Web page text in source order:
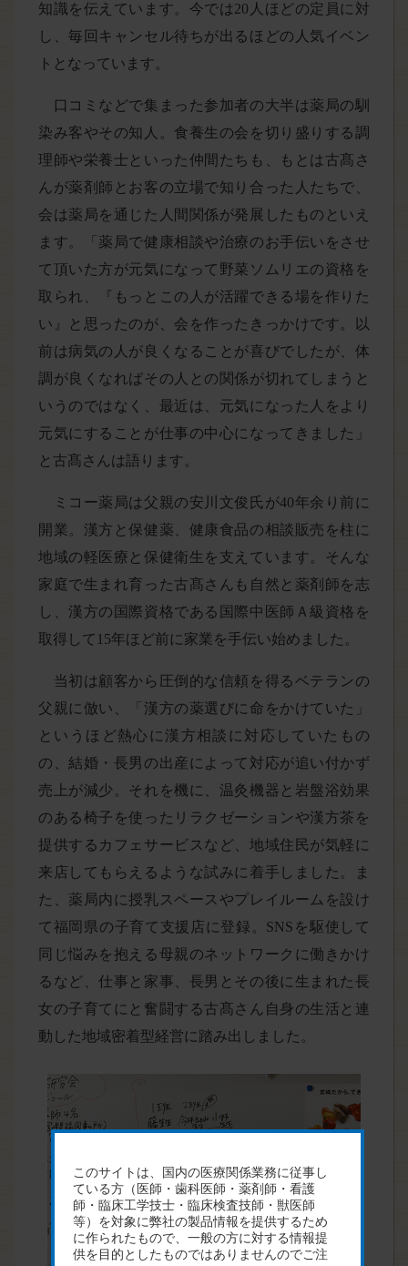
知識を伝えています。今では20人ほどの定員に対
し、毎回キャンセル待ちが出るほどの人気イベン
トとなっています。
口コミなどで集まった参加者の大半は薬局の馴
染み客やその知人。食養生の会を切り盛りする調
理師や栄養士といった仲間たちも、もとは古髙さ
んが薬剤師とお客の立場で知り合った人たちで、
会は薬局を通じた人間関係が発展したものといえ
ます。「薬局で健康相談や治療のお手伝いをさせ
て頂いた方が元気になって野菜ソムリエの資格を
取られ、『もっとこの人が活躍できる場を作りた
い』と思ったのが、会を作ったきっかけです。以
前は病気の人が良くなることが喜びでしたが、体
調が良くなればその人との関係が切れてしまうと
いうのではなく、最近は、元気になった人をより
元気にすることが仕事の中心になってきました」
と古髙さんは語ります。
ミコー薬局は父親の安川文俊氏が40年余り前に
開業。漢方と保健薬、健康食品の相談販売を柱に
地域の軽医療と保健衛生を支えています。そんな
家庭で生まれ育った古髙さんも自然と薬剤師を志
し、漢方の国際資格である国際中医師Ａ級資格を
取得して15年ほど前に家業を手伝い始めました。
当初は顧客から圧倒的な信頼を得るベテランの
父親に倣い、「漢方の薬選びに命をかけていた」
というほど熱心に漢方相談に対応していたもの
の、結婚・長男の出産によって対応が追い付かず
売上が減少。それを機に、温灸機器と岩盤浴効果
のある椅子を使ったリラクゼーションや漢方茶を
提供するカフェサービスなど、地域住民が気軽に
来店してもらえるような試みに着手しました。ま
た、薬局内に授乳スペースやプレイルームを設け
て福岡県の子育て支援店に登録。SNSを駆使して
同じ悩みを抱える母親のネットワークに働きかけ
るなど、仕事と家事、長男とその後に生まれた長
女の子育てにと奮闘する古髙さん自身の生活と連
動した地域密着型経営に踏み出しました。